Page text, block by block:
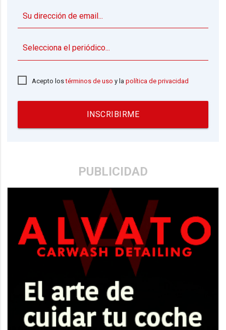
Acepto lostérminos de uso y lapolítica de privacidad
INSCRIBIRME
PUBLICIDAD